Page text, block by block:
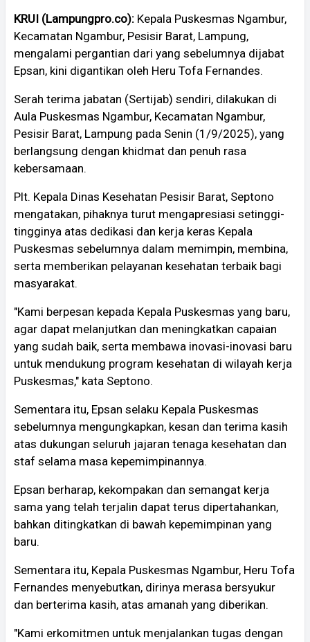
KRUI (Lampungpro.co): Kepala Puskesmas Ngambur,
Kecamatan Ngambur, Pesisir Barat, Lampung,
mengalami pergantian dari yang sebelumnya dijabat
Epsan, kini digantikan oleh Heru Tofa Fernandes.
Serah terima jabatan (Sertijab) sendiri, dilakukan di
Aula Puskesmas Ngambur, Kecamatan Ngambur,
Pesisir Barat, Lampung pada Senin (1/9/2025), yang
berlangsung dengan khidmat dan penuh rasa
kebersamaan.
Plt. Kepala Dinas Kesehatan Pesisir Barat, Septono
mengatakan, pihaknya turut mengapresiasi setinggi-
tingginya atas dedikasi dan kerja keras Kepala
Puskesmas sebelumnya dalam memimpin, membina,
serta memberikan pelayanan kesehatan terbaik bagi
masyarakat.
"Kami berpesan kepada Kepala Puskesmas yang baru,
agar dapat melanjutkan dan meningkatkan capaian
yang sudah baik, serta membawa inovasi-inovasi baru
untuk mendukung program kesehatan di wilayah kerja
Puskesmas," kata Septono.
Sementara itu, Epsan selaku Kepala Puskesmas
sebelumnya mengungkapkan, kesan dan terima kasih
atas dukungan seluruh jajaran tenaga kesehatan dan
staf selama masa kepemimpinannya.
Epsan berharap, kekompakan dan semangat kerja
sama yang telah terjalin dapat terus dipertahankan,
bahkan ditingkatkan di bawah kepemimpinan yang
baru.
Sementara itu, Kepala Puskesmas Ngambur, Heru Tofa
Fernandes menyebutkan, dirinya merasa bersyukur
dan berterima kasih, atas amanah yang diberikan.
"Kami erkomitmen untuk menjalankan tugas dengan